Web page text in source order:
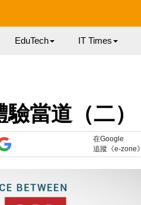
EduTech IT Times
當道（二）
在Google
追蹤《e-zone》